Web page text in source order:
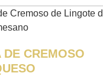
CREMOSO